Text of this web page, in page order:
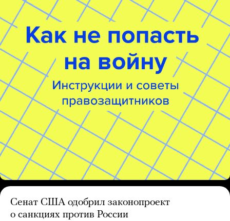
Сенат США одобрил законопроект
о санкциях против России